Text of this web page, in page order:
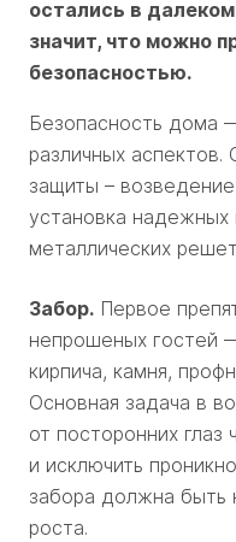
остались в
значит, что можно
безопасностью.
Безопасность дома
различных
защиты –
установка
металлических
Забор. Первое
непрошеных гостей
кирпича, камня,
Основная задача в
от посторонних
и исключить
забора должна быть
роста.